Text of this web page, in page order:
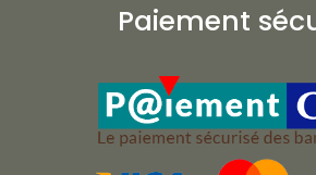
Paiement